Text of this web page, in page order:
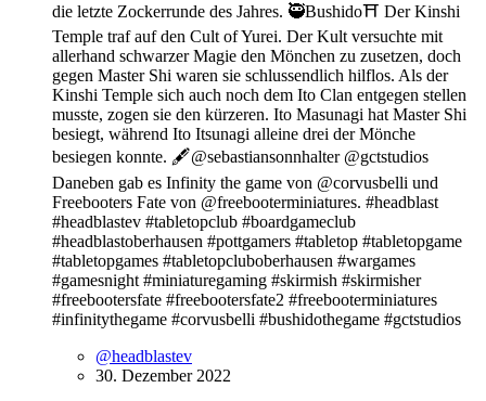
die letzte Zockerrunde des Jahres. 🥷Bushido⛩ Der Kinshi
Temple traf auf den Cult of Yurei. Der Kult versuchte mit
allerhand schwarzer Magie den Mönchen zu zusetzen, doch
gegen Master Shi waren sie schlussendlich hilflos. Als der
Kinshi Temple sich auch noch dem Ito Clan entgegen stellen
musste, zogen sie den kürzeren. Ito Masunagi hat Master Shi
besiegt, während Ito Itsunagi alleine drei der Mönche
besiegen konnte. 🖋@sebastiansonnhalter @gctstudios
Daneben gab es Infinity the game von @corvusbelli und
Freebooters Fate von @freebooterminiatures. #headblast
#headblastev #tabletopclub #boardgameclub
#headblastoberhausen #pottgamers #tabletop #tabletopgame
#tabletopgames #tabletopcluboberhausen #wargames
#gamesnight #miniaturegaming #skirmish #skirmisher
#freebootersfate #freebootersfate2 #freebooterminiatures
#infinitythegame #corvusbelli #bushidothegame #gctstudios
@headblastev
30. Dezember 2022